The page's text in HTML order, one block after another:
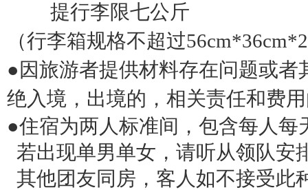
提行李限七公斤
（行李箱规格不超过
●因旅游者提供材料存在问题或
绝入境，出境的，相关责任和费
●住宿为两人标准间，包含每人
若出现单男单女，请听从领队安
其他团友同房，客人如不接受此